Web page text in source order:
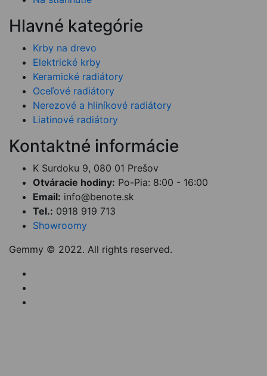
Hlavné kategórie
Krby na drevo
Elektrické krby
Keramické radiátory
Oceľové radiátory
Nerezové a hliníkové radiátory
Liatinové radiátory
Kontaktné informácie
K Surdoku 9, 080 01 Prešov
Otváracie hodiny: Po-Pia: 8:00 - 16:00
Email: info@benote.sk
Tel.: 0918 919 713
Showroomy
Gemmy © 2022. All rights reserved.